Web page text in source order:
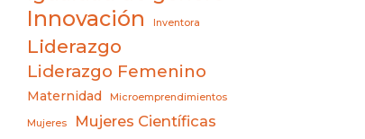
Innovación Inventora
Liderazgo
Liderazgo Femenino
Maternidad Microemprendimientos
Mujeres Mujeres Científicas